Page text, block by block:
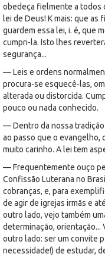
obedeça fielmente a todos
lei de Deus! K mais: que
guardem essa lei, i. é, que
cumpri-la. Isto lhes
segurança...
— Leis e ordens
procura-se esquecê-las,
alterada ou distorcida.
pouco ou nada conhecido.
— Dentro da nossa
ao passo que o evangelho,
muito carinho. A lei tem
— Frequentemente ouço
Confissão Luterana no
cobranças, e, para
de agir de igrejas irmãs e
outro lado, vejo também
determinação, orientação...
outro lado: ser um convite
necessidade!) de estudar,